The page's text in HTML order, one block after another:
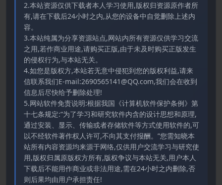
2.本站资源仅供下载者本人学习使用,版权归资源原作者所
有,请在下载后24小时之内,从您的设备中自觉删除上述内
容。
3.本站纯属为分享资源站点,网站内所有资源仅供学习交流
之用,若作商业用途,请购买正版,由于未及时购买正版发生
的侵权行为,与本站无关。
4.如您是版权方,本站若无意中侵犯到您的版权利益,请来
信联系我们E-mail:2690565141@QQ.com,我们会在收到
信息后尽快给予删除处理!
5.网站软件免责说明:根据我国《计算机软件保护条例》第
十七条规定:“为了学习和研究软件内含的设计思想和原理,
通过安装、显示、传输或者存储软件等方式使用软件的,可
以不经软件著作权人许可,不向其支付报酬。”您需知晓本
站所有内容资源均来源于网络,仅供用户交流学习与研究使
用,版权归属原版权方所有,版权争议与本站无关,用户本人
下载后不能用作商业或非法用途,需在24小时之内删除,否
则后果均由用户承担责任!